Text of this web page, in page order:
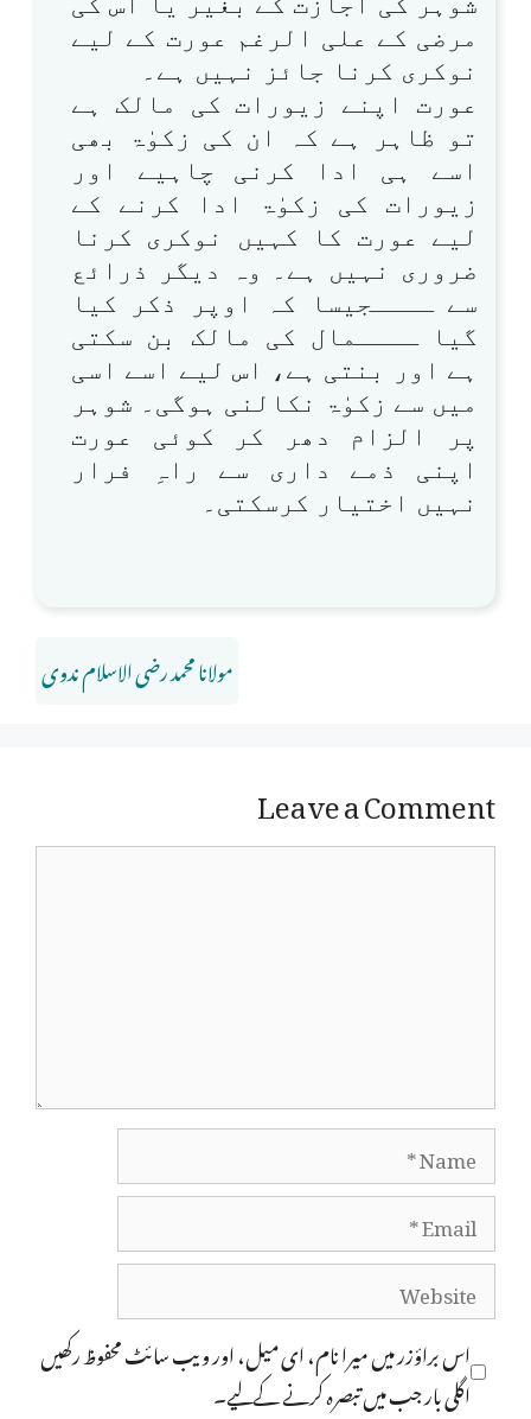
مرضی کے علی الرغم عورت کے لیے
نوکری کرنا جائز نہیں ہے۔
عورت اپنے زیورات کی مالک ہے
تو ظاہر ہے کہ ان کی زکوٰۃ بھی
اسے ہی ادا کرنی چاہیے اور
زیورات کی زکوٰۃ ادا کرنے کے
لیے عورت کا کہیں نوکری کرنا
ضروری نہیں ہے۔ وہ دیگر ذرائع
سے ــــجیسا کہ اوپر ذکر کیا
گیا ــــمال کی مالک بن سکتی
ہے اور بنتی ہے، اس لیے اسے اسی
میں سے زکوٰۃ نکالنی ہوگی۔ شوہر
پر الزام دھر کر کوئی عورت
اپنی ذمے داری سے راہِ فرار
نہیں اختیار کرسکتی۔
مولانا محمد رضی الاسلام ندوی
Leave a Comment
Name
Email
Website
اس براؤزر میں میرا نام، ای میل، اور ویب سائٹ محفوظ رکھیں
اگلی بار جب میں تبصرہ کرنے کےلیے۔